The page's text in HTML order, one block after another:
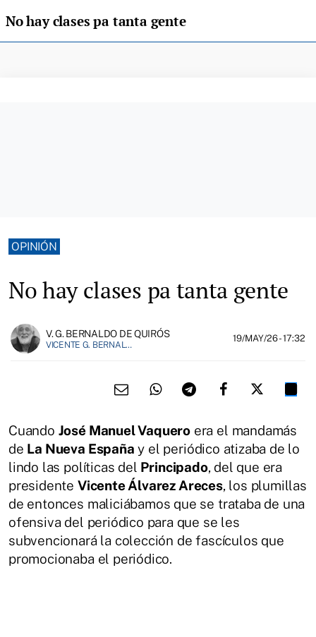
No hay clases pa tanta gente
OPINIÓN
No hay clases pa tanta gente
V. G. BERNALDO DE QUIRÓS
VICENTE G. BERNALDO DE QUIROS ES PERIODISTA.
19/MAY/26- 17:32
Cuando José Manuel Vaquero era el mandamás
de La Nueva España y el periódico atizaba de lo
lindo las políticas del Principado, del que era
presidente Vicente Álvarez Areces, los plumillas
de entonces maliciábamos que se trataba de una
ofensiva del periódico para que se les
subvencionará la colección de fascículos que
promocionaba el periódico.